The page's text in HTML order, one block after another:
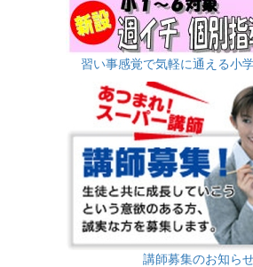
習い事感覚で気軽に通える小
講師募集のお知ら